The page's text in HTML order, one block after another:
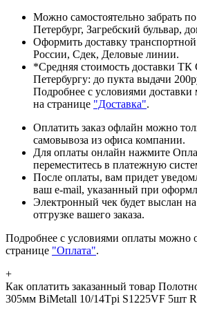
Можно самостоятельно забрать
Петербург, Загребский бульвар,
Оформить доставку
России, Сдек, Деловые линии.
*Средняя стоимость доставки
Петербургу: до пукта выдачи
Подробнее с условиями доставки
на странице "Доставка".
Оплатить заказ офлайн можно
самовывоза из офиса компании.
Для оплаты онлайн нажмите
переместитесь в платежную
После оплаты, вам придет
ваш e-mail, указанный при
Электронный чек будет выслан
отгрузке вашего заказа.
Подробнее с условиями оплаты можно
странице "Оплата".
+
Как оплатить заказанный товар
305мм BiMetall 10/14Tpi S1225VF 5шт